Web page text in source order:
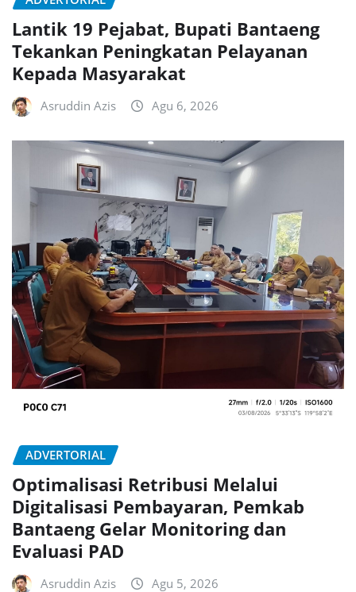
Lantik 19 Pejabat, Bupati Bantaeng
Tekankan Peningkatan Pelayanan
Kepada Masyarakat
Asruddin Azis Agu 6, 2026
ADVERTORIAL
Optimalisasi Retribusi Melalui
Digitalisasi Pembayaran, Pemkab
Bantaeng Gelar Monitoring dan
Evaluasi PAD
Asruddin Azis Agu 5, 2026